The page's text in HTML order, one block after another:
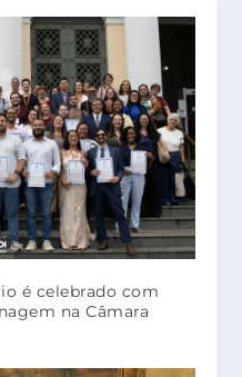
é celebrado com
na Câmara